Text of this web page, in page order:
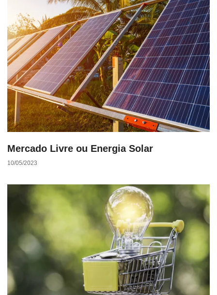
Mercado Livre ou Energia Solar
10/05/2023